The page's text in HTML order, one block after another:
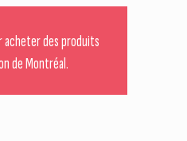
acheter des produits
de Montréal.